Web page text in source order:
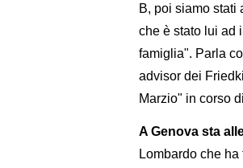
B, poi siamo stati
che è stato lui ad
famiglia". Parla
advisor dei
Marzio" in corso
A Genova sta
Lombardo che